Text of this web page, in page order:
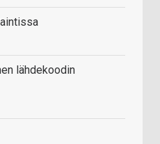
lähdekoodin